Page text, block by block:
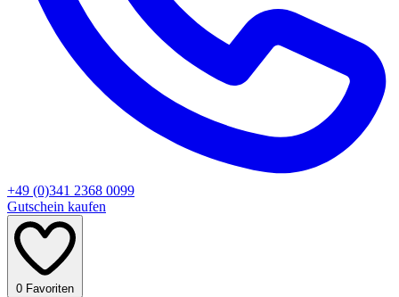
+49 (0)341 2368 0099
Gutschein kaufen
0 Favoriten